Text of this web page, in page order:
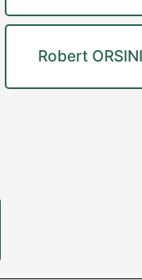
Robert ORSINI